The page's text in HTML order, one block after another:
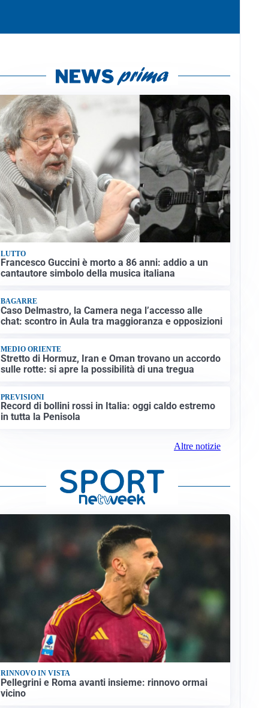
LUTTO
Francesco Guccini è morto a 86 anni: addio a un
cantautore simbolo della musica italiana
BAGARRE
Caso Delmastro, la Camera nega l’accesso alle
chat: scontro in Aula tra maggioranza e opposizioni
MEDIO ORIENTE
Stretto di Hormuz, Iran e Oman trovano un accordo
sulle rotte: si apre la possibilità di una tregua
PREVISIONI
Record di bollini rossi in Italia: oggi caldo estremo
in tutta la Penisola
Altre notizie
RINNOVO IN VISTA
Pellegrini e Roma avanti insieme: rinnovo ormai
vicino